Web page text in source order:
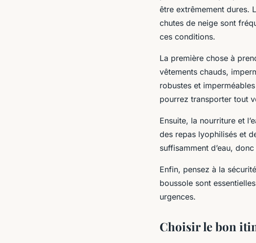
être extrêmement dures.
chutes de neige sont
ces conditions.
La première chose à
vêtements chauds,
robustes et
pourrez transporter tout
Ensuite, la nourriture et
des repas lyophilisés et
suffisamment d’eau,
Enfin, pensez à la
boussole sont
urgences.
Choisir le bon